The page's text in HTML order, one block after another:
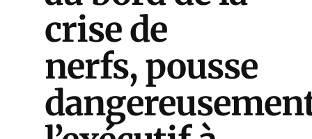
crise de
nerfs, pousse